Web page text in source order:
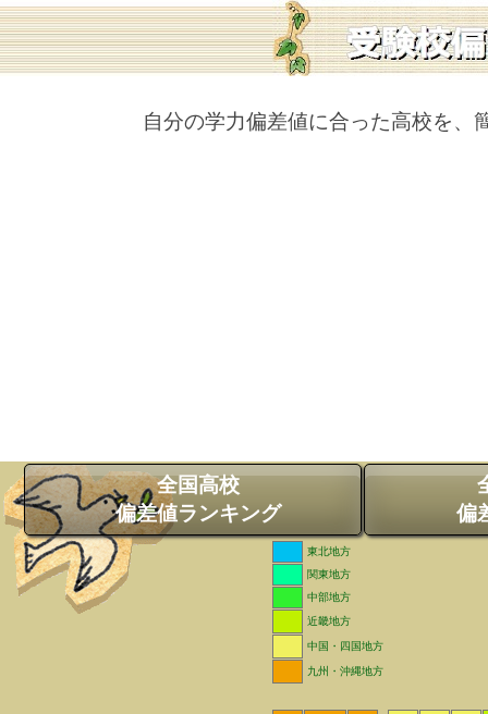
自分の学力偏差値に合った高校を、
全国高校
偏差値ランキング
偏
東北地方
関東地方
中部地方
近畿地方
中国・四国地方
九州・沖縄地方